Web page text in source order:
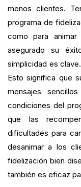
menos clientes.
programa de
como para
asegurado su
simplicidad es
Esto significa que
mensajes
condiciones del
que las
dificultades para
desanimar a los
fidelización bien
también es eficaz